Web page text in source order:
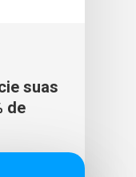
suas
de